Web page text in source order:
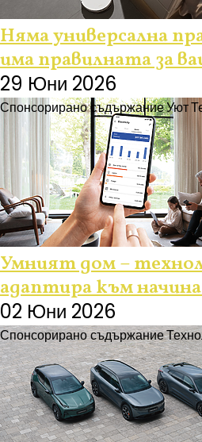
Няма универсална
има правилната за
29 Юни 2026
Спонсорирано съдържаниеУют
Умният дом –
адаптира към
02 Юни 2026
Спонсорирано съдържание